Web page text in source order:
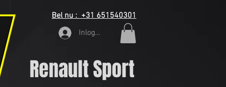
Bel nu : +31 651540301
Inloggen
Renault Sport